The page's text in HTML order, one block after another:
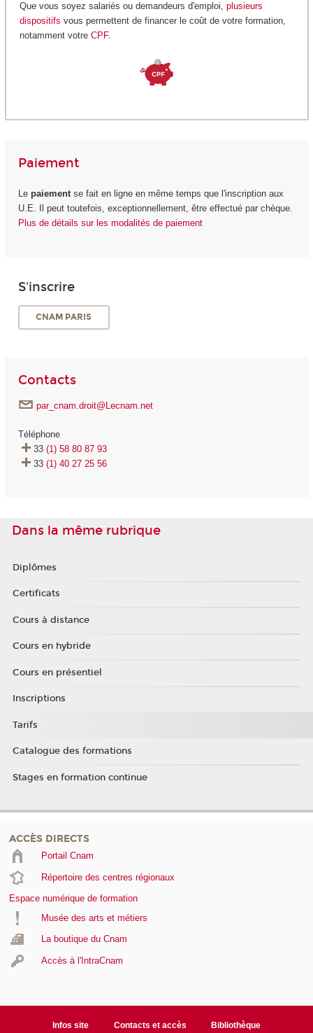
Que vous soyez salariés ou demandeurs d'emploi, plusieurs
dispositifs vous permettent de financer le coût de votre formation,
notamment votre CPF.
Paiement
Le paiementse fait en ligne en même temps que l'inscription aux
U.E. Il peut toutefois, exceptionnellement, être effectué par chèque.
Plus de détails sur les modalités de paiement
S'inscrire
CNAM PARIS
Contacts
par_cnam.droit@Lecnam.net
Téléphone
33 (1) 58 80 87 93
33 (1) 40 27 25 56
Dans la même rubrique
Diplômes
Certificats
Cours à distance
Cours en hybride
Cours en présentiel
Inscriptions
Tarifs
Catalogue des formations
Stages en formation continue
ACCÈS DIRECTS
Portail Cnam
Répertoire des centres régionaux
Espace numérique de formation
Musée des arts et métiers
La boutique du Cnam
Accès à l'IntraCnam
Infos site Contacts et accès Bibliothèque